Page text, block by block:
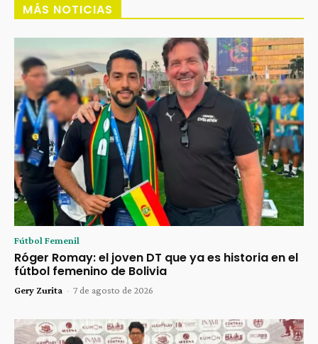
MÁS NOTICIAS
Fútbol Femenil
Róger Romay: el joven DT que ya es historia en el
fútbol femenino de Bolivia
Gery Zurita - 7 de agosto de 2026